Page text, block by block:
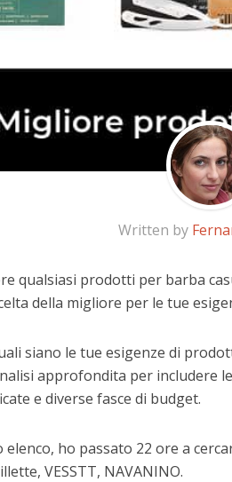
Written by
qualsiasi prodotti per barba
della migliore per le tue
siano le tue esigenze di
approfondita per includere
e diverse fasce di budget.
elenco, ho passato 22 ore a
VESSTT, NAVANINO.